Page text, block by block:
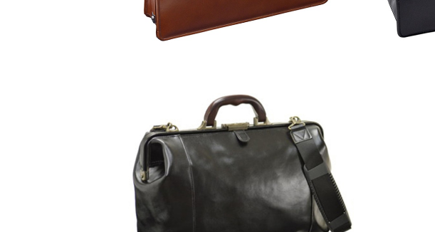
ラダー LADDER 口枠ダレスバッグ 10430-
1H ブラック
¥41,800